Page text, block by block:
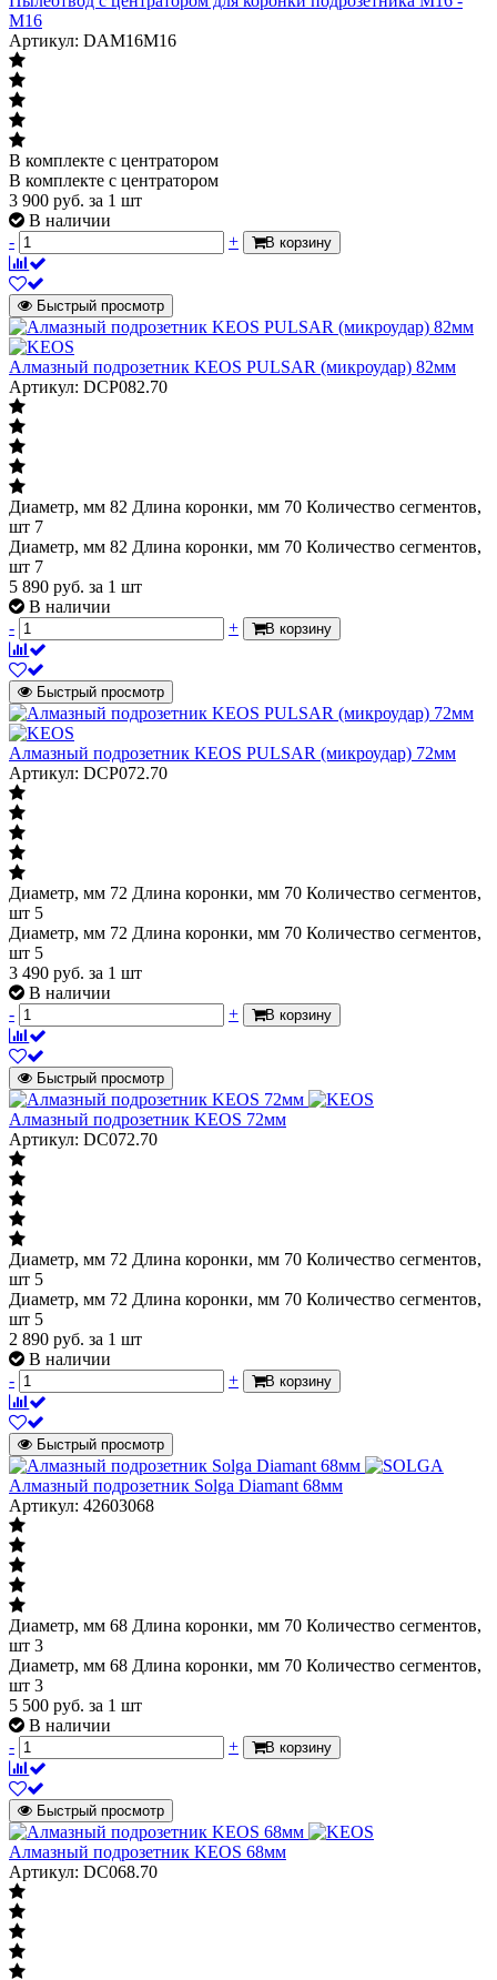
M16
Артикул: DAM16M16
В комплекте с центратором
В комплекте с центратором
3 900 руб. за 1 шт
В наличии
-
+ В корзину
Быстрый просмотр
Алмазный подрозетник KEOS PULSAR (микроудар) 82мм
Артикул: DCP082.70
Диаметр, мм 82 Длина коронки, мм 70 Количество сегментов,
шт 7
Диаметр, мм 82 Длина коронки, мм 70 Количество сегментов,
шт 7
5 890 руб. за 1 шт
В наличии
-
+ В корзину
Быстрый просмотр
Алмазный подрозетник KEOS PULSAR (микроудар) 72мм
Артикул: DCP072.70
Диаметр, мм 72 Длина коронки, мм 70 Количество сегментов,
шт 5
Диаметр, мм 72 Длина коронки, мм 70 Количество сегментов,
шт 5
3 490 руб. за 1 шт
В наличии
-
+ В корзину
Быстрый просмотр
Алмазный подрозетник KEOS 72мм
Артикул: DC072.70
Диаметр, мм 72 Длина коронки, мм 70 Количество сегментов,
шт 5
Диаметр, мм 72 Длина коронки, мм 70 Количество сегментов,
шт 5
2 890 руб. за 1 шт
В наличии
-
+ В корзину
Быстрый просмотр
Алмазный подрозетник Solga Diamant 68мм
Артикул: 42603068
Диаметр, мм 68 Длина коронки, мм 70 Количество сегментов,
шт 3
Диаметр, мм 68 Длина коронки, мм 70 Количество сегментов,
шт 3
5 500 руб. за 1 шт
В наличии
-
+ В корзину
Быстрый просмотр
Алмазный подрозетник KEOS 68мм
Артикул: DC068.70